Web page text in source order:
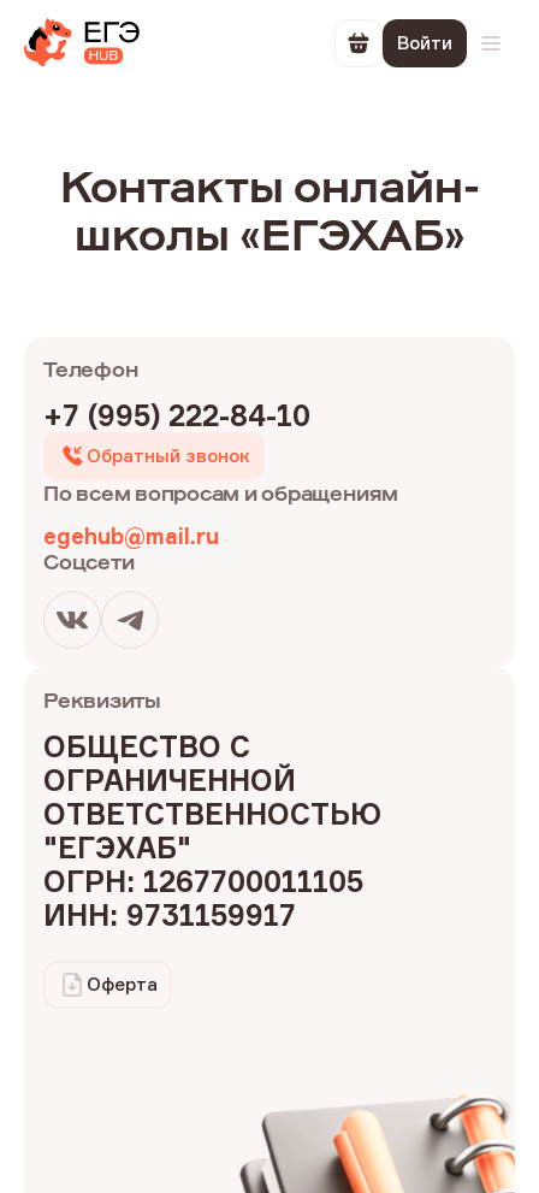
Перейти в
Войти
Контакты онлайн-
школы «ЕГЭХАБ»
Телефон
+7 (995) 222-84-10
Обратный звонок
По всем вопросам и обращениям
egehub@mail.ru
Соцсети
Реквизиты
ОБЩЕСТВО С
ОГРАНИЧЕННОЙ
ОТВЕТСТВЕННОСТЬЮ
"ЕГЭХАБ"
ОГРН: 1267700011105
ИНН: 9731159917
Оферта